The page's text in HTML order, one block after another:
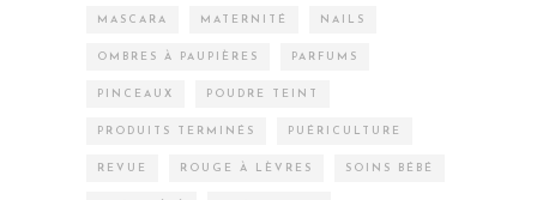
MASCARA MATERNITÉ NAILS
OMBRES À PAUPIÈRES PARFUMS
PINCEAUX POUDRE TEINT
PRODUITS TERMINÉS PUÉRICULTURE
REVUE ROUGE À LÈVRES SOINS BÉBÉ